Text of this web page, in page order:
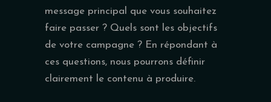
message principal que vous souhaitez
faire passer ? Quels sont les objectifs
de votre campagne ? En répondant à
ces questions, nous pourrons définir
clairement le contenu à produire.